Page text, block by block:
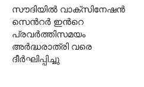
സൗദിയിൽ വാക്സിനേഷൻ
സെൻറർ ഇൻറെ
പ്രവർത്തിസമയം
അർദ്ധരാത്രി വരെ
ദീർഘിപ്പിച്ചു